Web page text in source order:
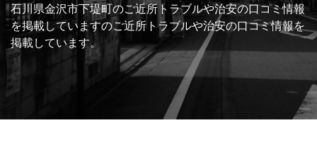
石川県金沢市下堤町のご近所トラブルや治安の口コミ情報
を掲載していますのご近所トラブルや治安の口コミ情報を
掲載しています。